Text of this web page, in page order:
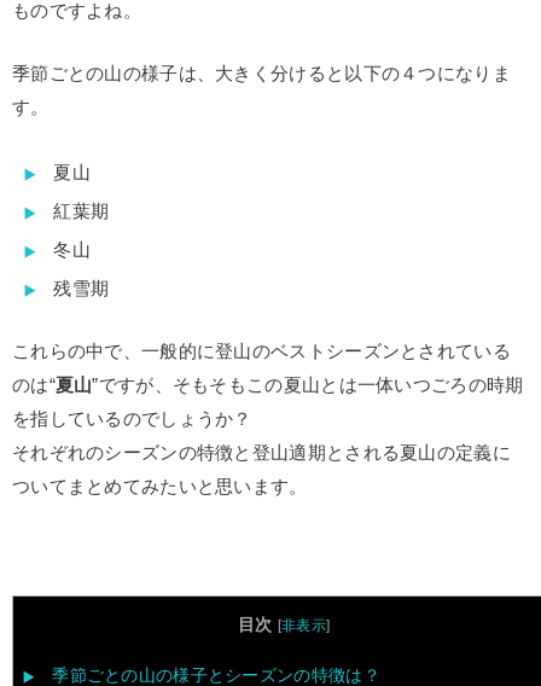
ものですよね。
季節ごとの山の様子は、大きく分けると以下の４つになりま
す。
夏山
紅葉期
冬山
残雪期
これらの中で、一般的に登山のベストシーズンとされている
のは“夏山”ですが、そもそもこの夏山とは一体いつごろの時期
を指しているのでしょうか？
それぞれのシーズンの特徴と登山適期とされる夏山の定義に
ついてまとめてみたいと思います。
目次 [非表示]
季節ごとの山の様子とシーズンの特徴は？